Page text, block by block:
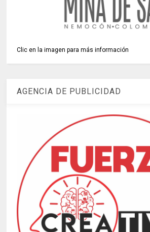
Clic en la imagen para más información
AGENCIA DE PUBLICIDAD